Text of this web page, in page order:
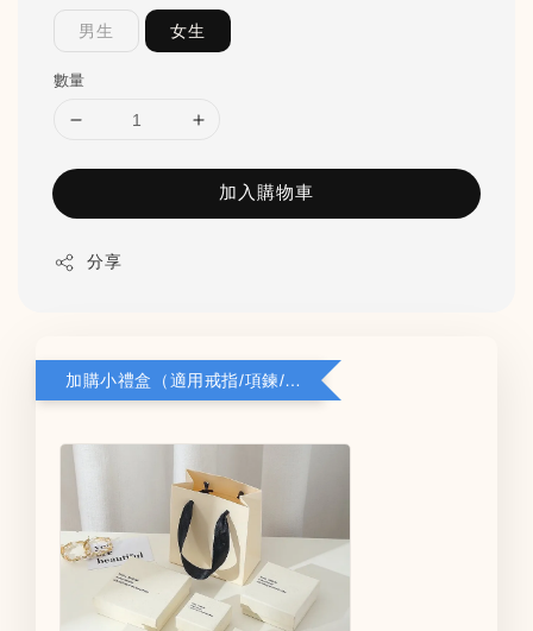
男生 女生
數量
加入購物車
分享
加購小禮盒（適用戒指/項鍊/耳環）5*8*2.8